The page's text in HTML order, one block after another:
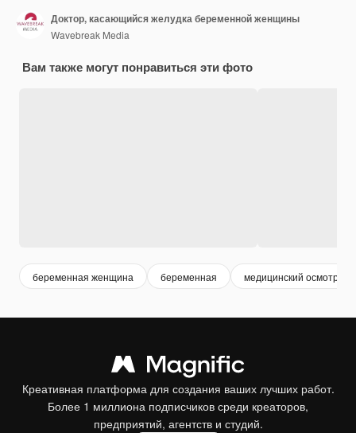
Доктор, касающийся желудка беременной женщины
Wavebreak Media
Вам также могут понравиться эти фото
беременная женщина беременная медицинский осмотр
Креативная платформа для создания ваших лучших работ.
Более 1 миллиона подписчиков среди креаторов,
предприятий, агентств и студий.